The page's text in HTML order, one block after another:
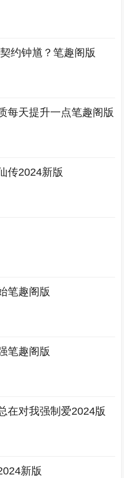
约钟馗？笔趣阁版
每天提升一点笔趣阁版
传2024新版
笔趣阁版
笔趣阁版
在对我强制爱2024版
新版